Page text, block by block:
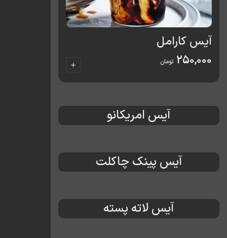
آیس کارامل
250,000 تومان
آیس امریکانو
آیس پینک چاکلت
آیس لاته پسته